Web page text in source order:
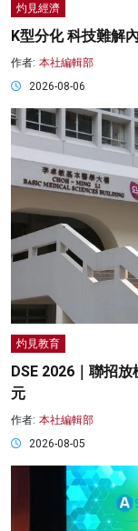
灼見經濟
K型分化 科技難解
作者: 本社編輯部
2026-08-06
灼見教育
DSE 2026｜聯招
元
作者: 本社編輯部
2026-08-05